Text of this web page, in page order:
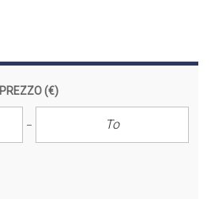
PREZZO(€)